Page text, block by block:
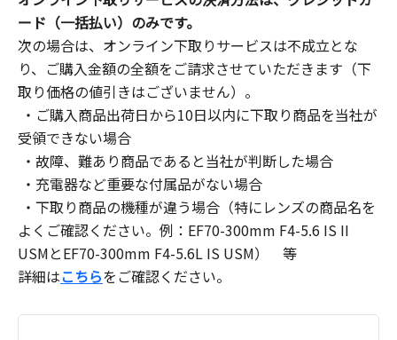
ード（一括払い）のみです。
次の場合は、オンライン下取りサービスは不成立とな
り、ご購入金額の全額をご請求させていただきます（下
取り価格の値引きはございません）。
・ご購入商品出荷日から10日以内に下取り商品を当社が
受領できない場合
・故障、難あり商品であると当社が判断した場合
・充電器など重要な付属品がない場合
・下取り商品の機種が違う場合（特にレンズの商品名を
よくご確認ください。例：EF70-300mm F4-5.6 IS II
USMとEF70-300mm F4-5.6L IS USM） 等
詳細はこちらをご確認ください。